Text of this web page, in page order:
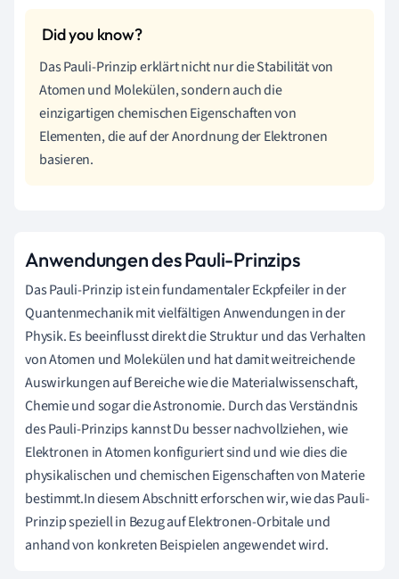
Das Pauli-Prinzip erklärt nicht nur die Stabilität von
Atomen und Molekülen, sondern auch die
einzigartigen chemischen Eigenschaften von
Elementen, die auf der Anordnung der Elektronen
basieren.
Anwendungen des Pauli-Prinzips
Das Pauli-Prinzip ist ein fundamentaler Eckpfeiler in der
Quantenmechanik mit vielfältigen Anwendungen in der
Physik. Es beeinflusst direkt die Struktur und das Verhalten
von Atomen und Molekülen und hat damit weitreichende
Auswirkungen auf Bereiche wie die Materialwissenschaft,
Chemie und sogar die Astronomie. Durch das Verständnis
des Pauli-Prinzips kannst Du besser nachvollziehen, wie
Elektronen in Atomen konfiguriert sind und wie dies die
physikalischen und chemischen Eigenschaften von Materie
bestimmt.In diesem Abschnitt erforschen wir, wie das Pauli-
Prinzip speziell in Bezug auf Elektronen-Orbitale und
anhand von konkreten Beispielen angewendet wird.